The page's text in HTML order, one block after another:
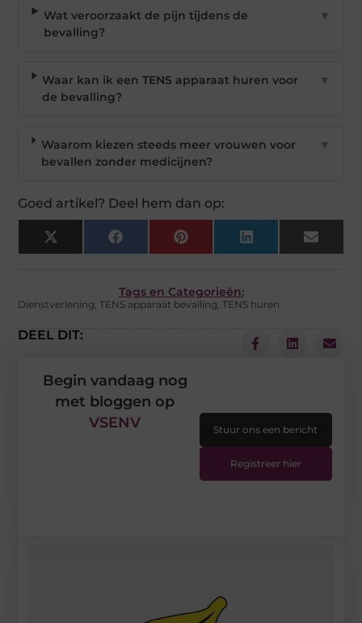
Wat veroorzaakt de pijn tijdens de
bevalling?
▼
Waar kan ik een TENS apparaat huren voor
de bevalling?
▼
Waarom kiezen steeds meer vrouwen voor
bevallen zonder medicijnen?
▼
Goed artikel? Deel hem dan op:
X
(Twitter)
Facebook Pinterest LinkedIn Email
Tags en Categorieën:
Dienstverlening, TENS apparaat bevalling, TENS huren
DEEL DIT:
Begin vandaag nog
met bloggen op
VSENV
Stuur ons een bericht
Registreer hier